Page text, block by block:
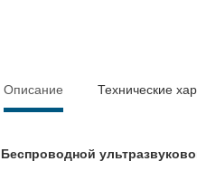
Описание Технические
Беспроводной